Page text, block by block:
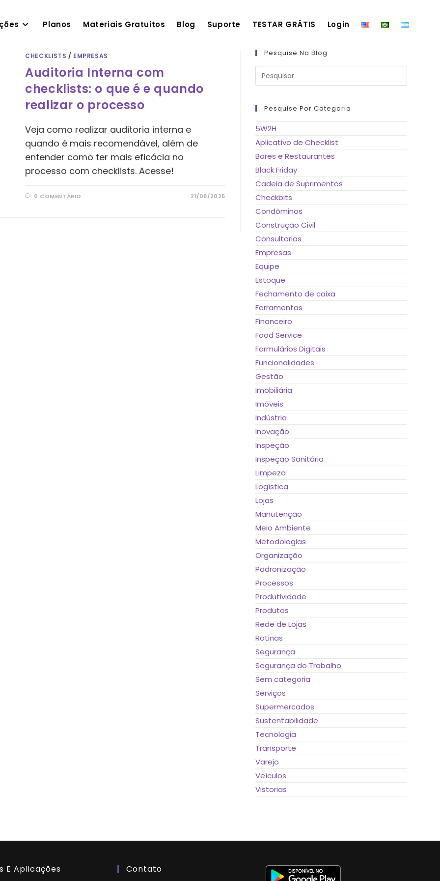
Planos Materiais Gratuitos Blog Suporte TESTAR GRÁTIS Login
CHECKLISTS / EMPRESAS
Auditoria Interna com
checklists: o que é e quando
realizar o processo
Veja como realizar auditoria interna e
quando é mais recomendável, além de
entender como ter mais eficácia no
processo com checklists. Acesse!
0 COMENTÁRIO 21/08/2025
Pesquise No Blog
Pressione
tecla
Pesquise Por Categoria
5W2H
Aplicativo de Checklist
Bares e Restaurantes
Black Friday
Cadeia de Suprimentos
Checkbits
Condôminos
Construção Civil
Consultorias
Empresas
Equipe
Estoque
Fechamento de caixa
Ferramentas
Financeiro
Food Service
Formulários Digitais
Funcionalidades
Gestão
Imobiliária
Imóveis
Indústria
Inovação
Inspeção
Inspeção Sanitária
Limpeza
Logística
Lojas
Manutenção
Meio Ambiente
Metodologias
Organização
Padronização
Processos
Produtividade
Produtos
Rede de Lojas
Rotinas
Segurança
Segurança do Trabalho
Sem categoria
Serviços
Supermercados
Sustentabilidade
Tecnologia
Transporte
Varejo
Veículos
Vistorias
E Aplicações Contato